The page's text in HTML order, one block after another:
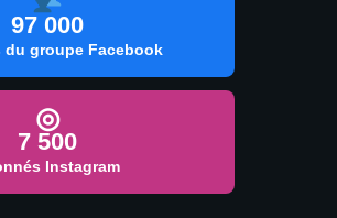
97 000
du groupe Facebook
◎
7 500
Instagram